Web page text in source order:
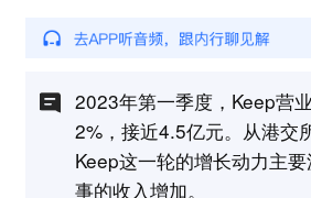
2023年第一季度，Keep营
2%，接近4.5亿元。从港交
Keep这一轮的增长动力主
事的收入增加。